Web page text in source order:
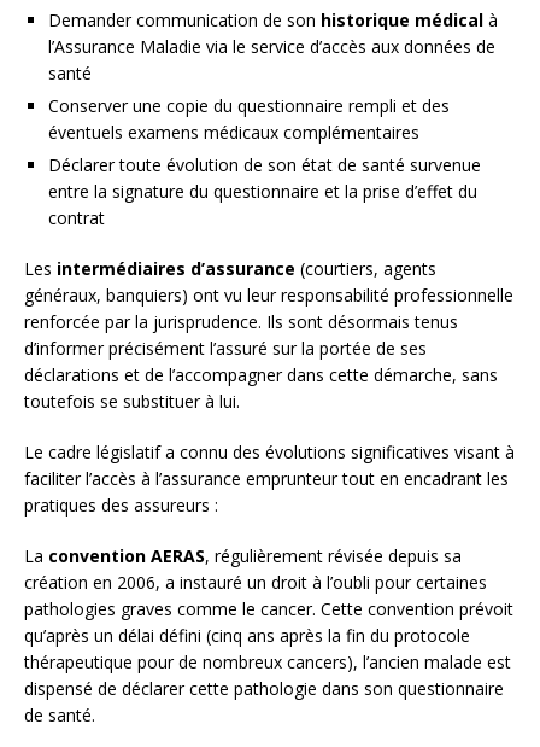
Demander communication de son historique médical à
l’Assurance Maladie via le service d’accès aux données de
santé
Conserver une copie du questionnaire rempli et des
éventuels examens médicaux complémentaires
Déclarer toute évolution de son état de santé survenue
entre la signature du questionnaire et la prise d’effet du
contrat
Les intermédiaires d’assurance (courtiers, agents
généraux, banquiers) ont vu leur responsabilité professionnelle
renforcée par la jurisprudence. Ils sont désormais tenus
d’informer précisément l’assuré sur la portée de ses
déclarations et de l’accompagner dans cette démarche, sans
toutefois se substituer à lui.
Le cadre législatif a connu des évolutions significatives visant à
faciliter l’accès à l’assurance emprunteur tout en encadrant les
pratiques des assureurs :
La convention AERAS, régulièrement révisée depuis sa
création en 2006, a instauré un droit à l’oubli pour certaines
pathologies graves comme le cancer. Cette convention prévoit
qu’après un délai défini (cinq ans après la fin du protocole
thérapeutique pour de nombreux cancers), l’ancien malade est
dispensé de déclarer cette pathologie dans son questionnaire
de santé.